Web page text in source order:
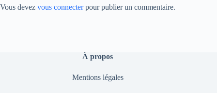
Vous devez vous connecterpour publier un commentaire.
À propos
Mentions légales